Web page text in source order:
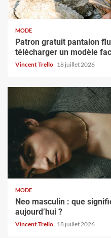
MODE
Patron gratuit pantalon
télécharger un modèle
Vincent Trello 18 juillet 2026
MODE
Neo masculin : que
aujourd’hui ?
Vincent Trello 18 juillet 2026